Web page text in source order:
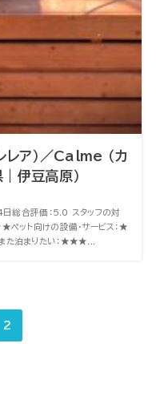
ア）／Calme （カ
｜伊豆高原）
総合評価：5.0 スタッフの対
ト向けの設備・サービス：★
まりたい：★★★...
2